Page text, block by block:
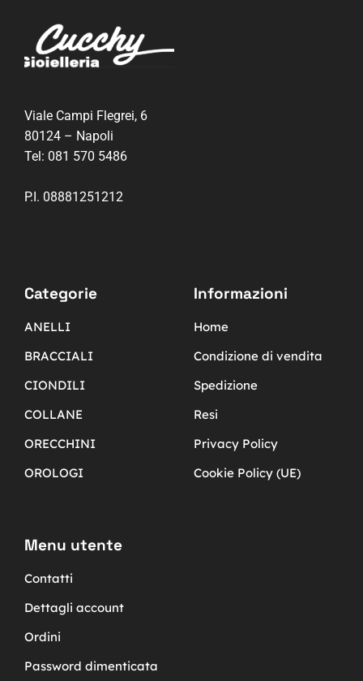
Viale Campi Flegrei, 6
80124 – Napoli
Tel: 081 570 5486
P.I. 08881251212
Categorie
ANELLI
BRACCIALI
CIONDILI
COLLANE
ORECCHINI
OROLOGI
Informazioni
Home
Condizione di vendita
Spedizione
Resi
Privacy Policy
Cookie Policy (UE)
Menu utente
Contatti
Dettagli account
Ordini
Password dimenticata